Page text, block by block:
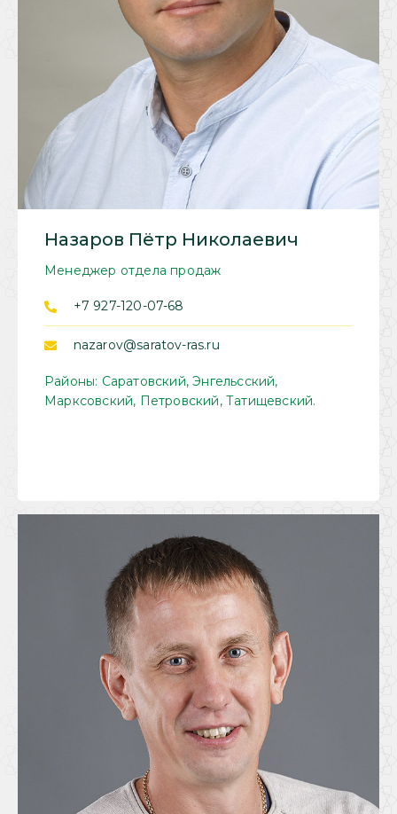
Назаров Пётр Николаевич
Менеджер отдела продаж
+7 927-120-07-68
nazarov@saratov-ras.ru
Районы: Саратовский, Энгельсский,
Марксовский, Петровский, Татищевский.